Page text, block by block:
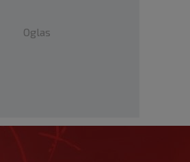
Oglas